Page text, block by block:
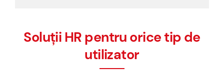
Soluții HR pentru orice tip de
utilizator